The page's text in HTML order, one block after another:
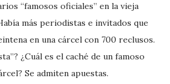
“famosos oficiales” en la vieja
más periodistas e invitados que
en una cárcel con 700 reclusos.
¿Cuál es el caché de un famoso
Se admiten apuestas.